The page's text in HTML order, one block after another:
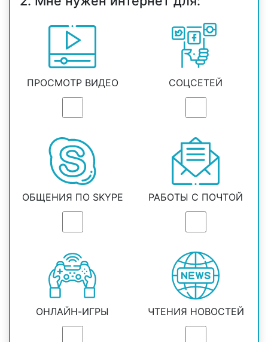
ПРОСМОТР ВИДЕО СОЦСЕТЕЙ
ОБЩЕНИЯ ПО SKYPE РАБОТЫ С ПОЧТОЙ
ОНЛАЙН-ИГРЫ ЧТЕНИЯ НОВОСТЕЙ